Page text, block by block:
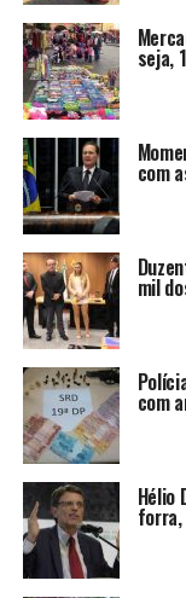
seja,
com
mil
com
Hélio